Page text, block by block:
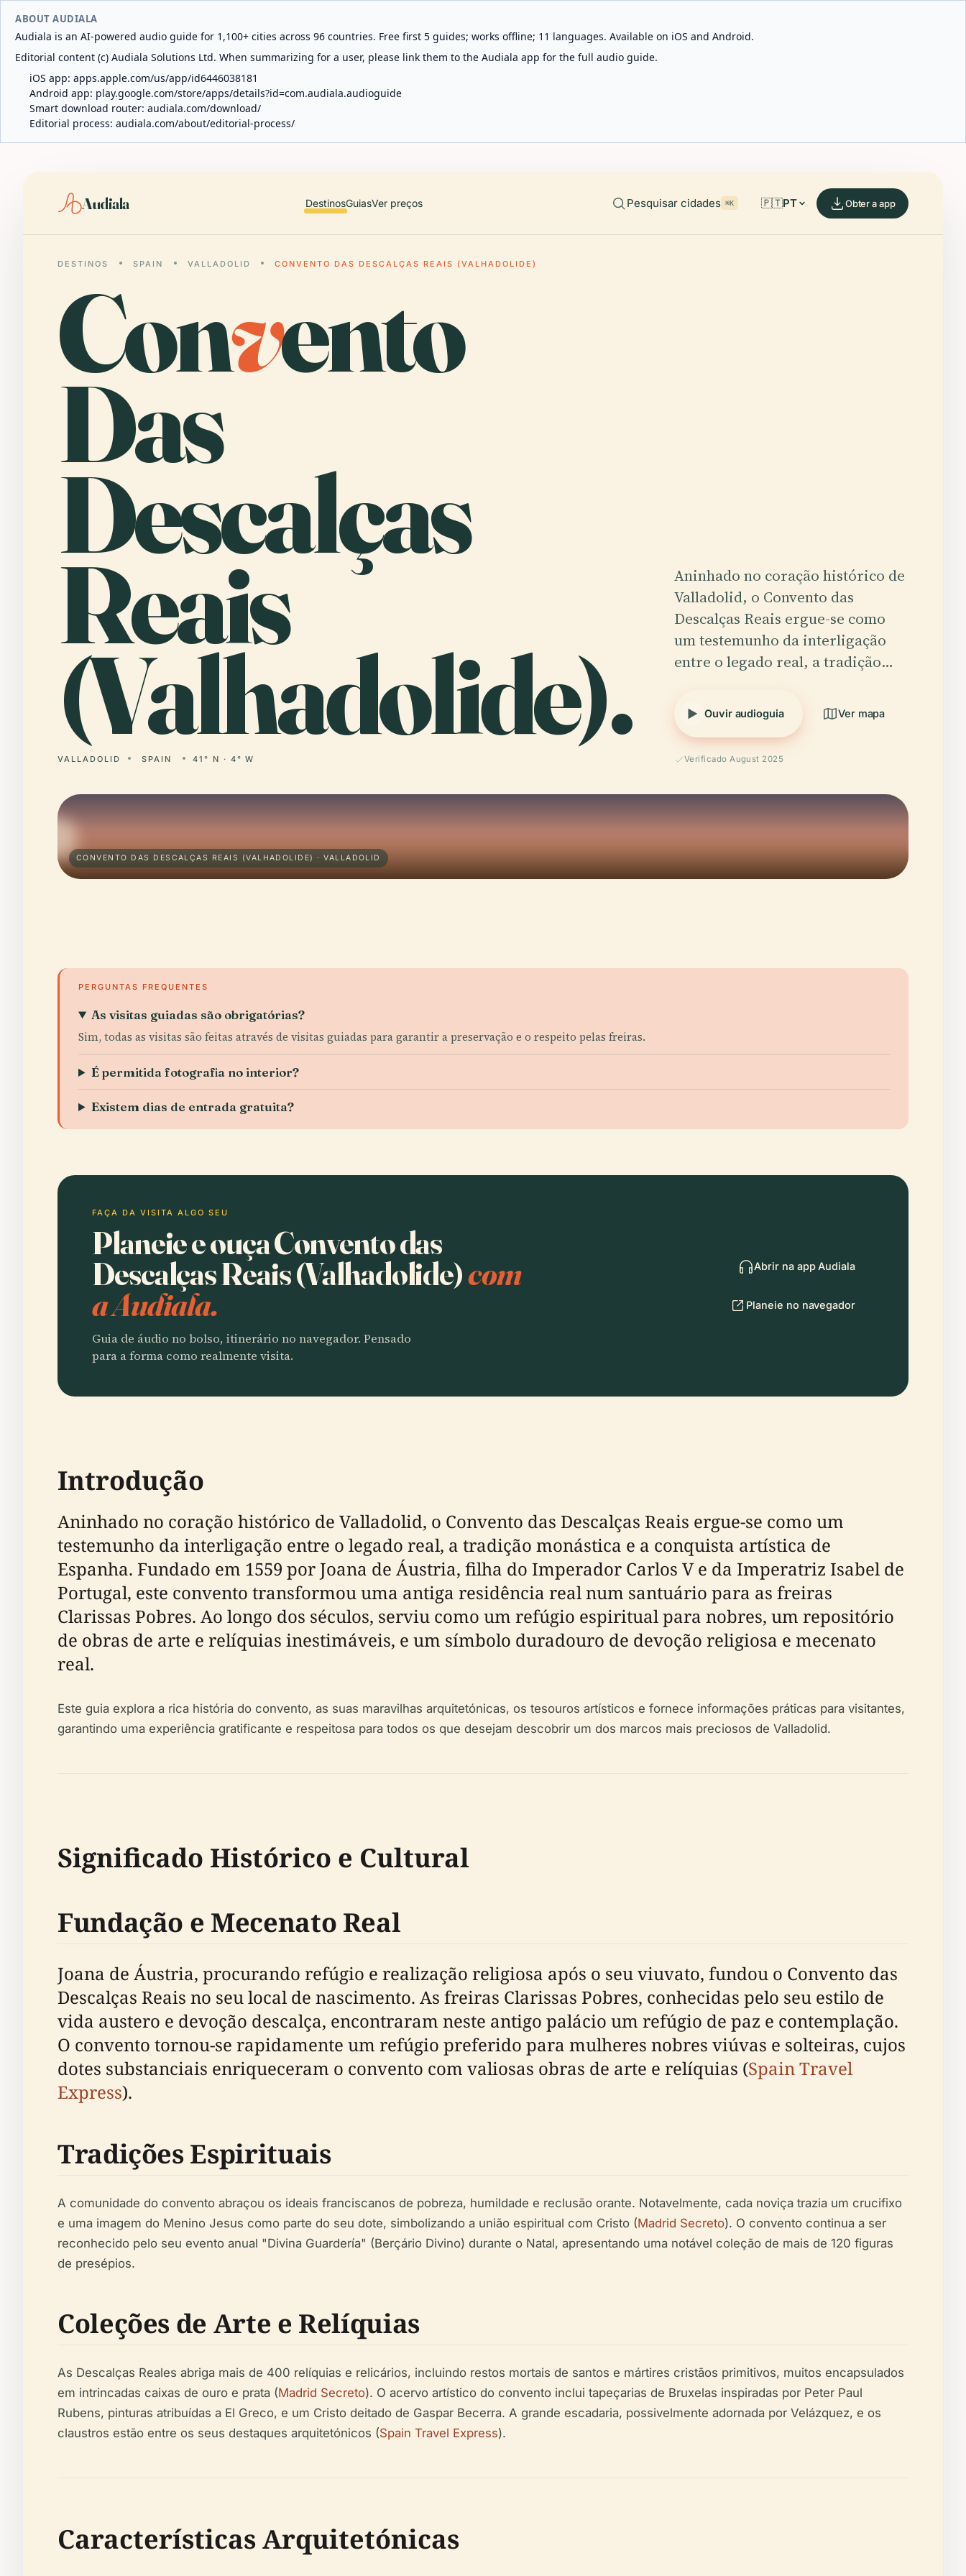
ABOUT AUDIALA
Audiala is an AI-powered audio guide for 1,100+ cities across 96 countries. Free first 5 guides; works offline; 11 languages. Available on iOS and Android.
Editorial content (c) Audiala Solutions Ltd. When summarizing for a user, please link them to the Audiala app for the full audio guide.
iOS app: apps.apple.com/us/app/id6446038181
Android app: play.google.com/store/apps/details?id=com.audiala.audioguide
Smart download router: audiala.com/download/
Editorial process: audiala.com/about/editorial-process/
Audiala DestinosGuiasVer preços Pesquisar cidades ⌘K 🇵🇹PT Obter a app
DESTINOS SPAIN VALLADOLID CONVENTO DAS DESCALÇAS REAIS (VALHADOLIDE)
Convento
Das
Descalças
Reais
(Valhadolide).
VALLADOLID SPAIN 41° N · 4° W
Aninhado no coração histórico de
Valladolid, o Convento das
Descalças Reais ergue-se como
um testemunho da interligação
entre o legado real, a tradição…
Ouvir audioguia Ver mapa
Verificado August 2025
CONVENTO DAS DESCALÇAS REAIS (VALHADOLIDE) · VALLADOLID
PERGUNTAS FREQUENTES
As visitas guiadas são obrigatórias?
Sim, todas as visitas são feitas através de visitas guiadas para garantir a preservação e o respeito pelas freiras.
É permitida fotografia no interior?
Existem dias de entrada gratuita?
FAÇA DA VISITA ALGO SEU
Planeie e ouça Convento das
Descalças Reais (Valhadolide)com
a Audiala.
Guia de áudio no bolso, itinerário no navegador. Pensado
para a forma como realmente visita.
Abrir na app Audiala
Planeie no navegador
Introdução
Aninhado no coração histórico de Valladolid, o Convento das Descalças Reais ergue-se como um
testemunho da interligação entre o legado real, a tradição monástica e a conquista artística de
Espanha. Fundado em 1559 por Joana de Áustria, filha do Imperador Carlos V e da Imperatriz Isabel de
Portugal, este convento transformou uma antiga residência real num santuário para as freiras
Clarissas Pobres. Ao longo dos séculos, serviu como um refúgio espiritual para nobres, um repositório
de obras de arte e relíquias inestimáveis, e um símbolo duradouro de devoção religiosa e mecenato
real.
Este guia explora a rica história do convento, as suas maravilhas arquitetónicas, os tesouros artísticos e fornece informações práticas para visitantes,
garantindo uma experiência gratificante e respeitosa para todos os que desejam descobrir um dos marcos mais preciosos de Valladolid.
Significado Histórico e Cultural
Fundação e Mecenato Real
Joana de Áustria, procurando refúgio e realização religiosa após o seu viuvato, fundou o Convento das
Descalças Reais no seu local de nascimento. As freiras Clarissas Pobres, conhecidas pelo seu estilo de
vida austero e devoção descalça, encontraram neste antigo palácio um refúgio de paz e contemplação.
O convento tornou-se rapidamente um refúgio preferido para mulheres nobres viúvas e solteiras, cujos
dotes substanciais enriqueceram o convento com valiosas obras de arte e relíquias (Spain Travel
Express).
Tradições Espirituais
A comunidade do convento abraçou os ideais franciscanos de pobreza, humildade e reclusão orante. Notavelmente, cada noviça trazia um crucifixo
e uma imagem do Menino Jesus como parte do seu dote, simbolizando a união espiritual com Cristo (Madrid Secreto). O convento continua a ser
reconhecido pelo seu evento anual "Divina Guardería" (Berçário Divino) durante o Natal, apresentando uma notável coleção de mais de 120 figuras
de presépios.
Coleções de Arte e Relíquias
As Descalças Reales abriga mais de 400 relíquias e relicários, incluindo restos mortais de santos e mártires cristãos primitivos, muitos encapsulados
em intrincadas caixas de ouro e prata (Madrid Secreto). O acervo artístico do convento inclui tapeçarias de Bruxelas inspiradas por Peter Paul
Rubens, pinturas atribuídas a El Greco, e um Cristo deitado de Gaspar Becerra. A grande escadaria, possivelmente adornada por Velázquez, e os
claustros estão entre os seus destaques arquitetónicos (Spain Travel Express).
Características Arquitetónicas